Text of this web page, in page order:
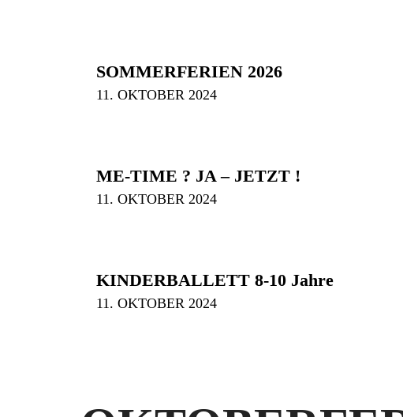
SOMMERFERIEN 2026
11. OKTOBER 2024
ME-TIME ? JA – JETZT !
11. OKTOBER 2024
KINDERBALLETT 8-10 Jahre
11. OKTOBER 2024